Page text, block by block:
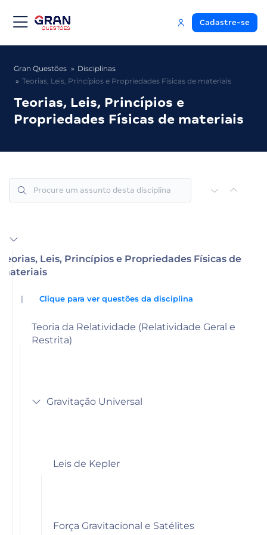
Cadastre-se
Gran Questões
Disciplinas
Teorias, Leis, Princípios e Propriedades Físicas de materiais
Teorias, Leis, Princípios e
Propriedades Físicas de materiais
Teorias, Leis, Princípios e Propriedades Físicas de
materiais
| Clique para ver questões da disciplina
Teoria da Relatividade (Relatividade Geral e
Restrita)
Gravitação Universal
Leis de Kepler
Força Gravitacional e Satélites